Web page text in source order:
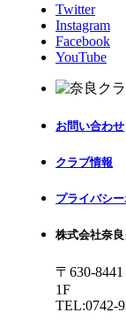
Twitter
Instagram
Facebook
YouTube
お問い合わせ
クラブ情報
プライバシ
株式会社奈
〒630-
1F
TEL:0742-